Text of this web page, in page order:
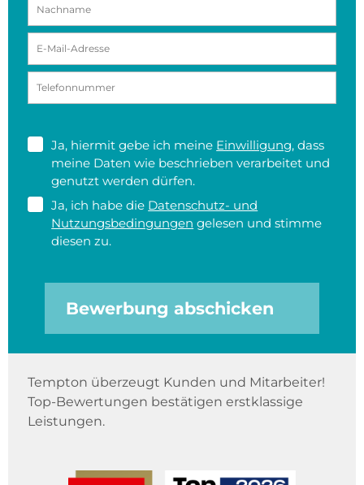
Ja, hiermit gebe ich meine Einwilligung, dass
meine Daten wie beschrieben verarbeitet und
genutzt werden dürfen.
Ja, ich habe die Datenschutz- und
Nutzungsbedingungen gelesen und stimme
diesen zu.
Bewerbung abschicken
Tempton überzeugt Kunden und Mitarbeiter!
Top-Bewertungen bestätigen erstklassige
Leistungen.